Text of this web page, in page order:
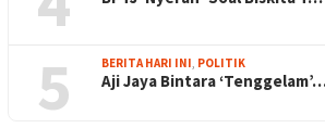
5 BERITA HARI INI, POLITIK
Aji Jaya Bintara